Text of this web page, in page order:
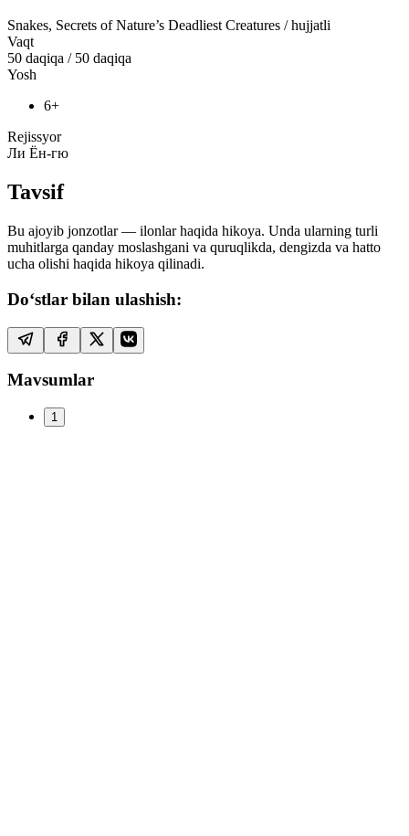
Snakes, Secrets of Nature’s Deadliest Creatures / hujjatli
Vaqt
50 daqiqa / 50 daqiqa
Yosh
6+
Rejissyor
Ли Ён-гю
Tavsif
Bu ajoyib jonzotlar — ilonlar haqida hikoya. Unda ularning turli
muhitlarga qanday moslashgani va quruqlikda, dengizda va hatto
ucha olishi haqida hikoya qilinadi.
Do‘stlar bilan ulashish:
Mavsumlar
1